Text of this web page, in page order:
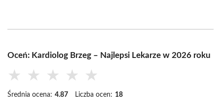
Oceń: Kardiolog Brzeg – Najlepsi Lekarze w 2026 roku
★ ★ ★ ★ ★
Średnia ocena: 4.87 Liczba ocen: 18